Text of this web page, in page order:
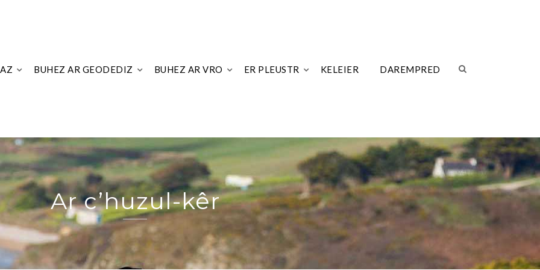
BUHEZ AR GEODEDIZ BUHEZ AR VRO ER PLEUSTR KELEIER DAREMPRED
Ar c’huzul-kêr